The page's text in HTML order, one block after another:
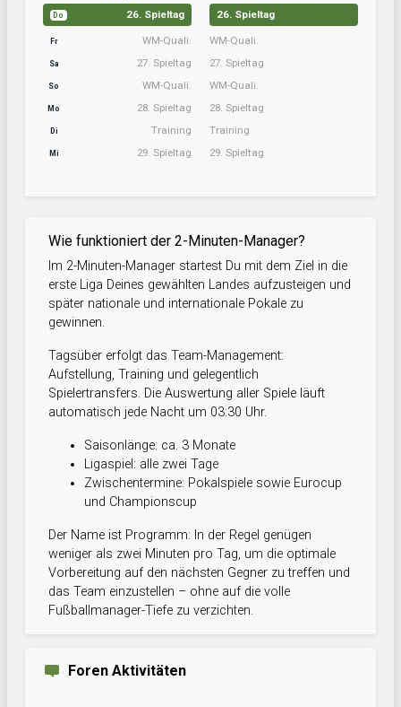
Do 26. Spieltag
Fr WM-Quali.
Sa 27. Spieltag
So WM-Quali.
Mo 28. Spieltag
Di Training
Mi 29. Spieltag
26. Spieltag
WM-Quali.
27. Spieltag
WM-Quali.
28. Spieltag
Training
29. Spieltag
Wie funktioniert der 2-Minuten-Manager?
Im 2-Minuten-Manager startest Du mit dem Ziel in die
erste Liga Deines gewählten Landes aufzusteigen und
später nationale und internationale Pokale zu
gewinnen.
Tagsüber erfolgt das Team-Management:
Aufstellung, Training und gelegentlich
Spielertransfers. Die Auswertung aller Spiele läuft
automatisch jede Nacht um 03:30 Uhr.
Saisonlänge: ca. 3 Monate
Ligaspiel: alle zwei Tage
Zwischentermine: Pokalspiele sowie Eurocup
und Championscup
Der Name ist Programm: In der Regel genügen
weniger als zwei Minuten pro Tag, um die optimale
Vorbereitung auf den nächsten Gegner zu treffen und
das Team einzustellen – ohne auf die volle
Fußballmanager-Tiefe zu verzichten.
Foren Aktivitäten